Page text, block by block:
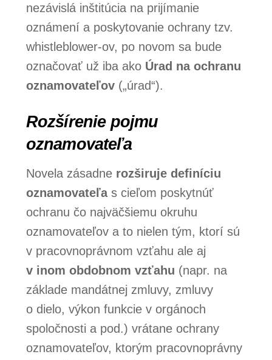
nezávislá inštitúcia na prijímanie
oznámení a poskytovanie ochrany tzv.
whistleblower-ov, po novom sa bude
označovať už iba ako Úrad na ochranu
oznamovateľov („úrad“).
Rozšírenie pojmu
oznamovateľa
Novela zásadne rozširuje definíciu
oznamovateľas cieľom poskytnúť
ochranu čo najväčšiemu okruhu
oznamovateľov a to nielen tým, ktorí sú
v pracovnoprávnom vzťahu ale aj
v inom obdobnom vzťahu (napr. na
základe mandátnej zmluvy, zmluvy
o dielo, výkon funkcie v orgánoch
spoločnosti a pod.) vrátane ochrany
oznamovateľov, ktorým pracovnoprávny